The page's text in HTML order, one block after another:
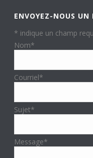
ENVOYEZ-NOUS UN
* indique un champ
Nom*
Courriel*
Sujet*
Message*